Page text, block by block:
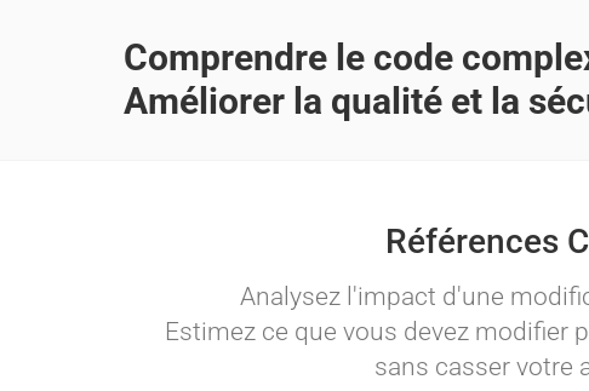
Comprendre le code
Améliorer la qualité et la
Comprendre
Documentez le fonctionnement
connaissances avec